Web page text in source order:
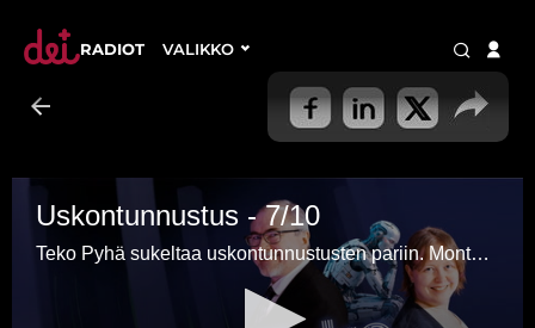
RADIOT VALIKKO
Uskontunnustus - 7/10
Teko Pyhä sukeltaa uskontunnustusten pariin. Montako niitä on, onko niissä eroja ja mitä ChatGPT niistä tietää?